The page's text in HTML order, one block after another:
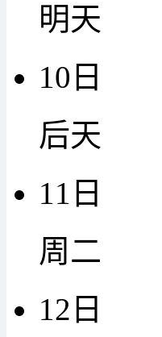
明天
10日
后天
11日
周二
12日